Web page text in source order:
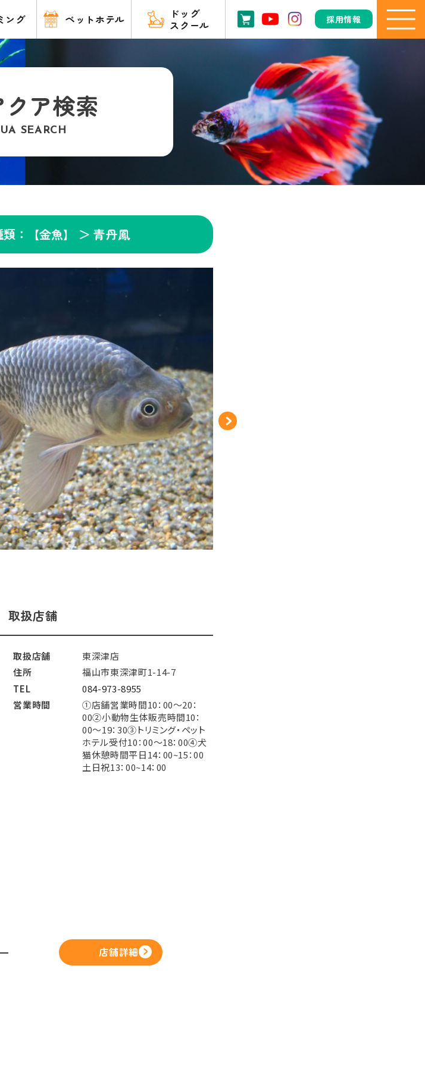
ング ペットホテル
ドッグ
スクール
採用情報
クア検索
SEARCH
：【金魚】 ＞ 青丹鳳
取扱店舗
取扱店舗
東深津店
住所
福山市東深津町1-14-7
TEL
084-973-8955
営業時間
①店舗営業時間10：00～20：
00②小動物生体販売時間10：
00～19：30③トリミング・ペット
ホテル受付10：00～18：00④犬
猫休憩時間平日14：00~15：00
土日祝13：00~14：00
店舗詳細